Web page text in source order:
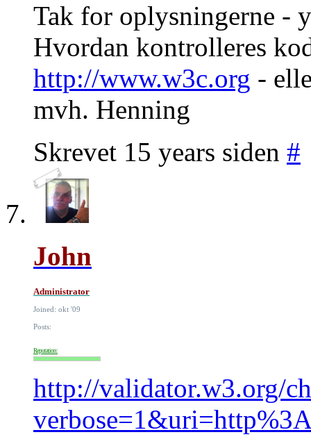
Tak for oplysningerne -
Hvordan kontrolleres
http://www.w3c.org -
mvh. Henning
Skrevet 15 years siden #
John
Administrator
Joined: okt '09
Posts:
Reputation:
http://validator.w3.org/